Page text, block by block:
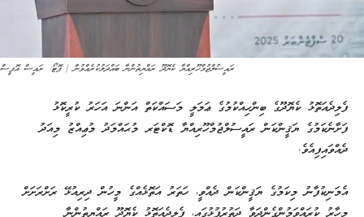
ރައީސުލްޖުމްހޫރިއްޔާ ކެޔޮދޫ ރައްޔިތުންނާ ބައްދަލުކުރެއްވުން | ފޮޓޯ: ރައީސް އޮފީސް
ފެލިދެއަތޮޅު ކެޔޮދޫގެ ބިންހިއްކުމުގެ ޢަމަލީ މަސައްކަތް އަންނަ އަހަރު ކުރީކޮޅު
ފަށާނެކަމުގެ ޔަޤީންކަން ރައީސުލްޖުމްހޫރިއްޔާ ޑޮކްޓަރ މުޙައްމަދު މުޢިއްޒު މިއަދު
ދެއްވައިފިއެވެ.
އެމަނިކުފާނު މިކަމުގެ ޔަޤީންކަން ދެއްވީ، ހަތަރު އަތޮޅެއްގެ މީހުން ދިރިއުޅޭ ރަށްރަށަށް